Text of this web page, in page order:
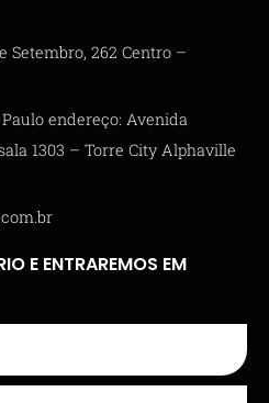
Setembro, 262 Centro –
endereço: Avenida
1303 – Torre City Alphaville
E ENTRAREMOS EM